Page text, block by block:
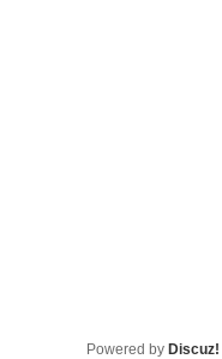
Powered by Discuz!